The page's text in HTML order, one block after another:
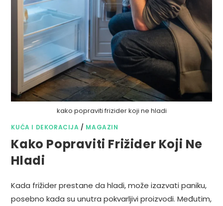
kako popraviti frizider koji ne hladi
KUĆA I DEKORACIJA / MAGAZIN
Kako Popraviti Frižider Koji Ne
Hladi
Kada frižider prestane da hladi, može izazvati paniku,
posebno kada su unutra pokvarljivi proizvodi. Međutim,